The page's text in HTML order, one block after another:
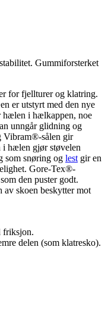
Gummiforsterket
for fjellturer og klatring.
er utstyrt med den nye
hælen i hælkappen, noe
unngår glidning og
Vibram®-sålen gir
i hælen gjør støvelen
som snøring og lest gir en
Gore-Tex®-
den puster godt.
av skoen beskytter mot
friksjon.
delen (som klatresko).